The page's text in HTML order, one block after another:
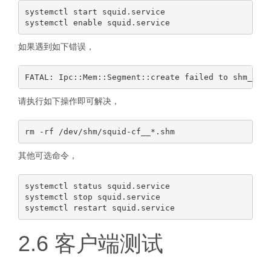
systemctl start squid.service
如果遇到如下错误，
请执行如下操作即可解决，
rm -rf /dev/shm/squid-cf__*.shm
其他可选命令，
systemctl status squid.service
systemctl stop squid.service
2.6 客户端测试